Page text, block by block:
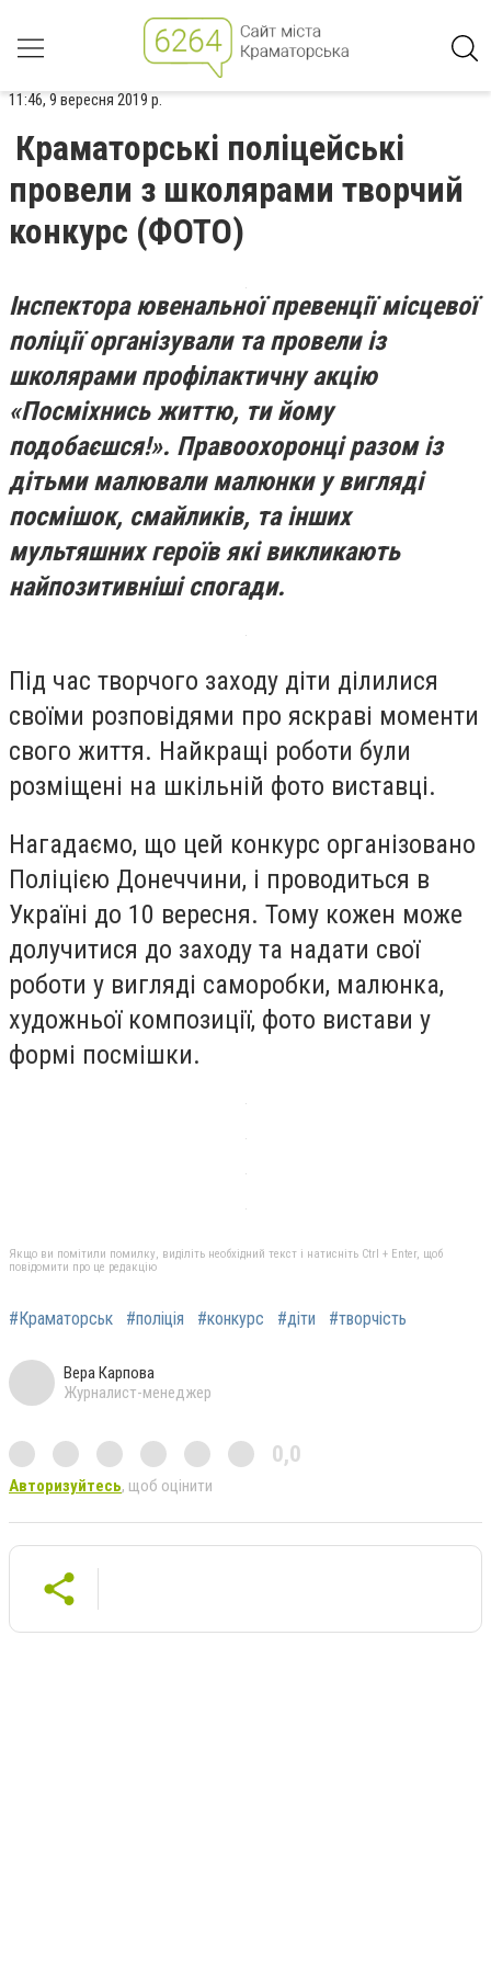
11:46, 9 вересня 2019 р.
Краматорські поліцейські
провели з школярами творчий
конкурс (ФОТО)
Інспектора ювенальної превенції місцевої
поліції організували та провели із
школярами профілактичну акцію
«Посміхнись життю, ти йому
подобаєшся!». Правоохоронці разом із
дітьми малювали малюнки у вигляді
посмішок, смайликів, та інших
мультяшних героїв які викликають
найпозитивніші спогади.
Під час творчого заходу діти ділилися
своїми розповідями про яскраві моменти
свого життя. Найкращі роботи були
розміщені на шкільній фото виставці.
Нагадаємо, що цей конкурс організовано
Поліцією Донеччини, і проводиться в
Україні до 10 вересня. Тому кожен може
долучитися до заходу та надати свої
роботи у вигляді саморобки, малюнка,
художньої композиції, фото вистави у
формі посмішки.
Якщо ви помітили помилку, виділіть необхідний текст і натисніть Ctrl + Enter, щоб
повідомити про це редакцію
#Краматорськ #поліція #конкурс #діти #творчість
Вера Карпова
Журналист-менеджер
0,0
Авторизуйтесь, щоб оцінити